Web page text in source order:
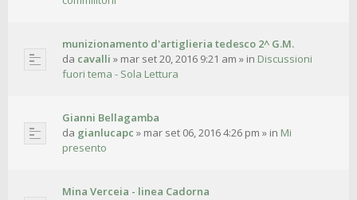
munizionamento d'artiglieria tedesco 2^ G.M.
da cavalli » mar set 20, 2016 9:21 am » in Discussioni
fuori tema - Sola Lettura
Gianni Bellagamba
da gianlucapc » mar set 06, 2016 4:26 pm » in Mi
presento
Mina Verceia - linea Cadorna